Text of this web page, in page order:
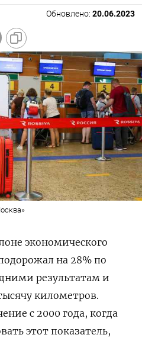
Обновлено: 20.06.2023
экономического
на 28% по
результатам и
километров.
с 2000 года, когда
этот показатель,